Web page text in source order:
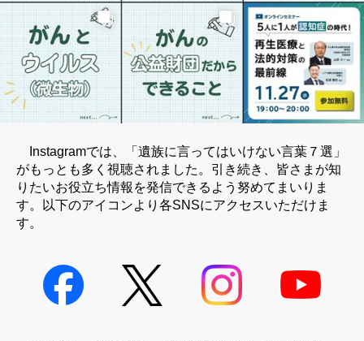
Instagramでは、「遺族に言ってはいけない言葉７選」
がもっとも多く視聴されました。引き続き、皆さまが知
りたいお役立ち情報を発信できるよう努めてまいりま
す。以下のアイコンより各SNSにアクセスいただけま
す。